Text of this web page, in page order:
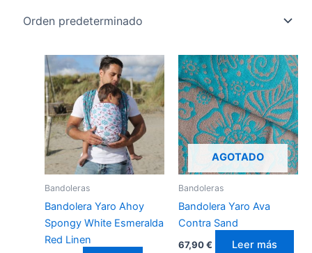
Bandoleras
Bandolera Yaro Ahoy
Spongy White Esmeralda
Red Linen
AGOTADO
Bandoleras
Bandolera Yaro Ava
Contra Sand
67,90€ Leer más